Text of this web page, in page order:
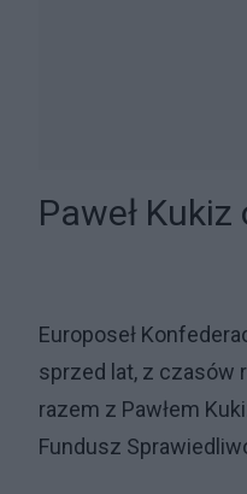
Paweł
Europoseł
sprzed lat, z czasów
razem z Pawłem
Fundusz